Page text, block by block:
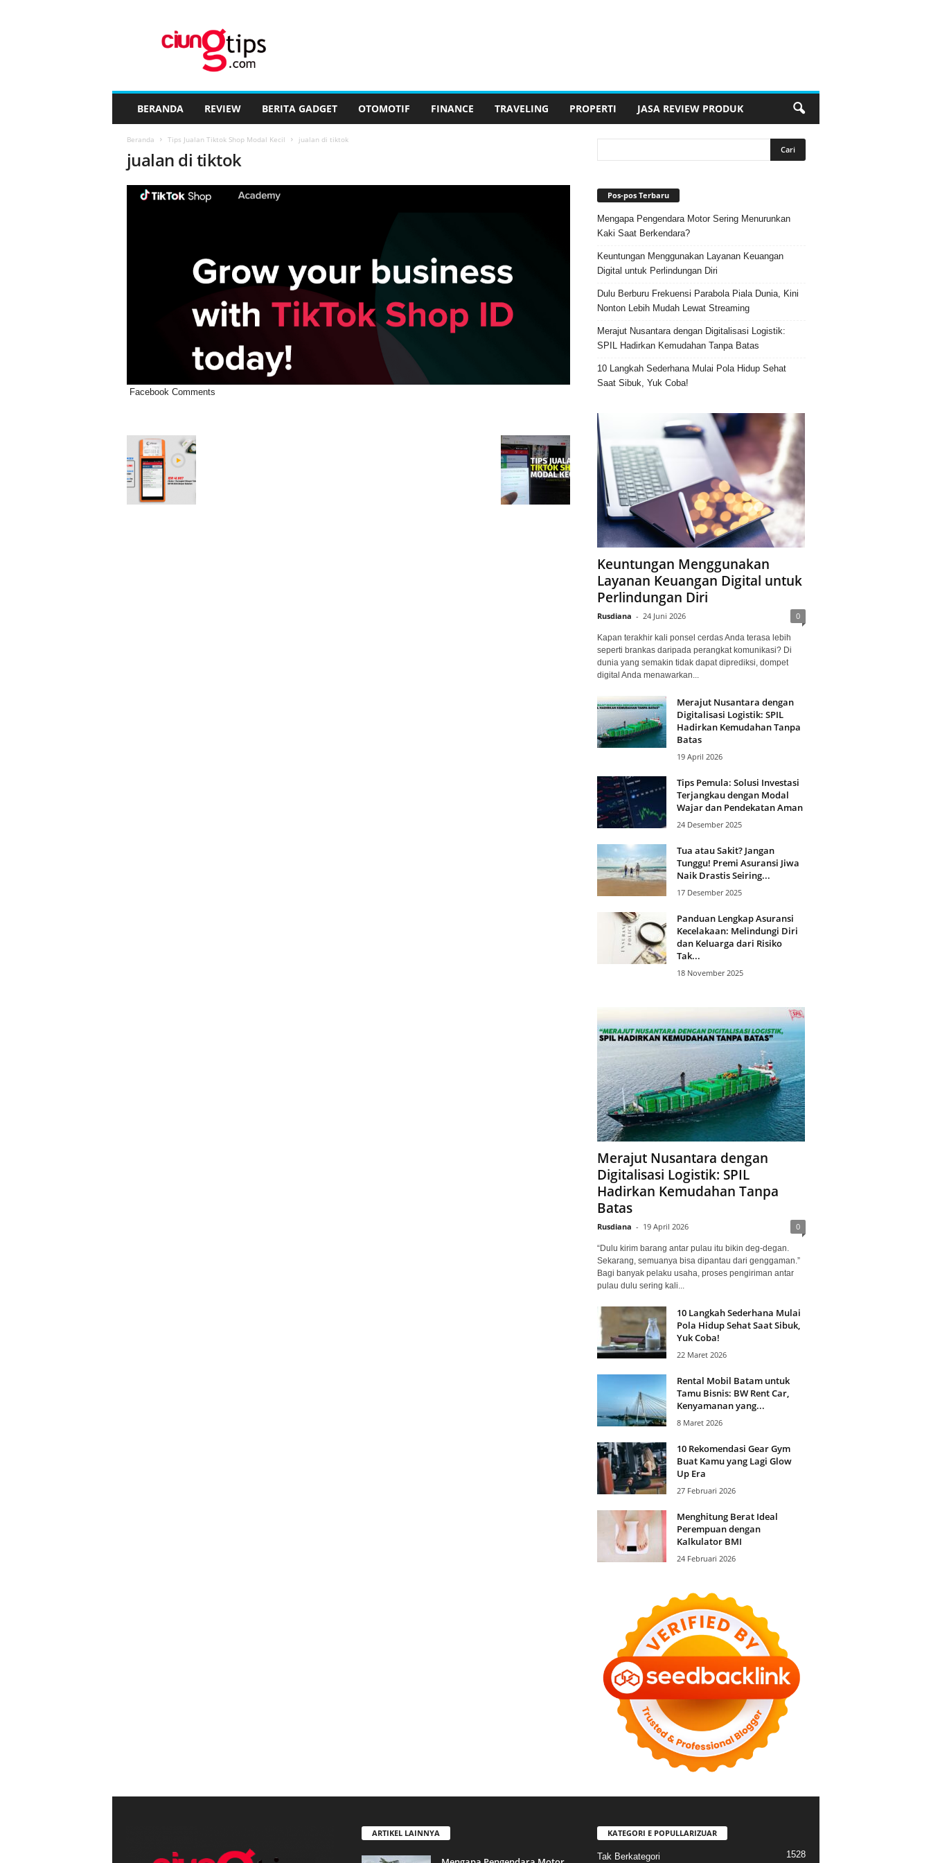
BERANDA REVIEW BERITA GADGET OTOMOTIF FINANCE TRAVELING PROPERTI JASA REVIEW PRODUK
Beranda Tips Jualan Tiktok Shop Modal Kecil jualan di tiktok
jualan di tiktok
Facebook Comments
Pos-pos Terbaru
Mengapa Pengendara Motor Sering Menurunkan
Kaki Saat Berkendara?
Keuntungan Menggunakan Layanan Keuangan
Digital untuk Perlindungan Diri
Dulu Berburu Frekuensi Parabola Piala Dunia, Kini
Nonton Lebih Mudah Lewat Streaming
Merajut Nusantara dengan Digitalisasi Logistik:
SPIL Hadirkan Kemudahan Tanpa Batas
10 Langkah Sederhana Mulai Pola Hidup Sehat
Saat Sibuk, Yuk Coba!
Keuntungan Menggunakan
Layanan Keuangan Digital untuk
Perlindungan Diri
Rusdiana - 24 Juni 2026 0
Kapan terakhir kali ponsel cerdas Anda terasa lebih
seperti brankas daripada perangkat komunikasi? Di
dunia yang semakin tidak dapat diprediksi, dompet
digital Anda menawarkan...
Merajut Nusantara dengan
Digitalisasi Logistik: SPIL
Hadirkan Kemudahan Tanpa
Batas
19 April 2026
Tips Pemula: Solusi Investasi
Terjangkau dengan Modal
Wajar dan Pendekatan Aman
24 Desember 2025
Tua atau Sakit? Jangan
Tunggu! Premi Asuransi Jiwa
Naik Drastis Seiring...
17 Desember 2025
Panduan Lengkap Asuransi
Kecelakaan: Melindungi Diri
dan Keluarga dari Risiko
Tak...
18 November 2025
Merajut Nusantara dengan
Digitalisasi Logistik: SPIL
Hadirkan Kemudahan Tanpa
Batas
Rusdiana - 19 April 2026 0
“Dulu kirim barang antar pulau itu bikin deg-degan.
Sekarang, semuanya bisa dipantau dari genggaman.”
Bagi banyak pelaku usaha, proses pengiriman antar
pulau dulu sering kali...
10 Langkah Sederhana Mulai
Pola Hidup Sehat Saat Sibuk,
Yuk Coba!
22 Maret 2026
Rental Mobil Batam untuk
Tamu Bisnis: BW Rent Car,
Kenyamanan yang...
8 Maret 2026
10 Rekomendasi Gear Gym
Buat Kamu yang Lagi Glow
Up Era
27 Februari 2026
Menghitung Berat Ideal
Perempuan dengan
Kalkulator BMI
24 Februari 2026
ARTIKEL LAINNYA KATEGORI E POPULLARIZUAR
Tak Berkategori 1528